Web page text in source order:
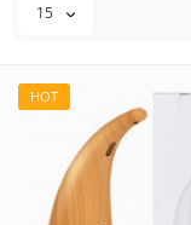
15
HOT